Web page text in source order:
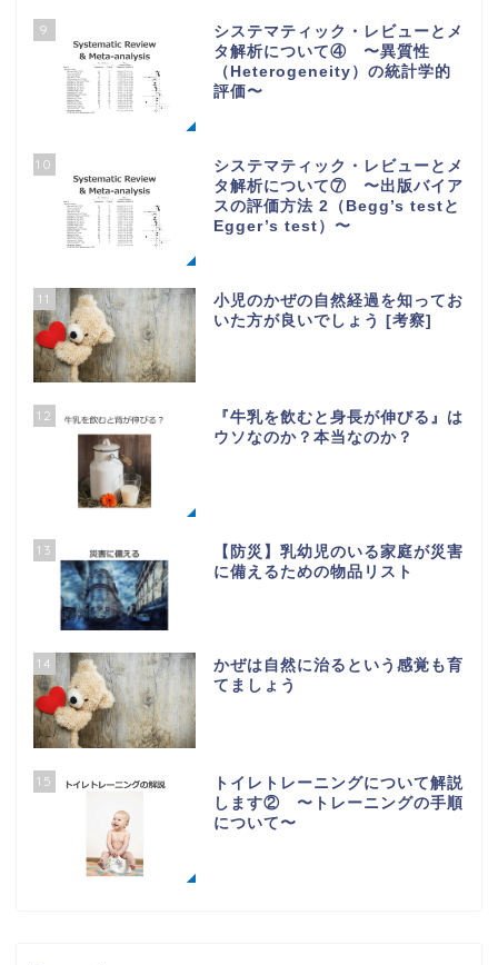
9
システマティック・レビューとメ
タ解析について④ 〜異質性
（Heterogeneity）の統計学的
評価〜
10
システマティック・レビューとメ
タ解析について⑦ 〜出版バイア
スの評価方法 2（Begg’s testと
Egger’s test）〜
11
小児のかぜの自然経過を知ってお
いた方が良いでしょう [考察]
12
『牛乳を飲むと身長が伸びる』は
ウソなのか？本当なのか？
13
【防災】乳幼児のいる家庭が災害
に備えるための物品リスト
14
かぜは自然に治るという感覚も育
てましょう
15
トイレトレーニングについて解説
します② 〜トレーニングの手順
について〜